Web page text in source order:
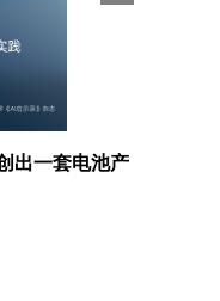
出一套电池产